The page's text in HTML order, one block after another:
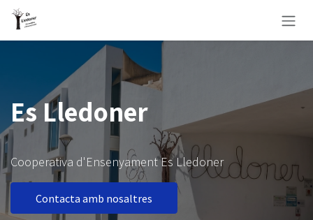
Skip to Content
Es Lledoner
Cooperativa d'Ensenyament Es Lledoner
Contacta amb nosaltres